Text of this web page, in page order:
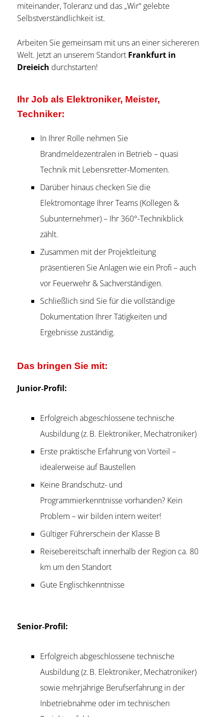
miteinander, Toleranz und das „Wir“ gelebte
Selbstverständlichkeit ist.
Arbeiten Sie gemeinsam mit uns an einer sichereren
Welt. Jetzt an unserem Standort Frankfurt in
Dreieich durchstarten!
Ihr Job als Elektroniker, Meister,
Techniker:
In Ihrer Rolle nehmen Sie
Brandmeldezentralen in Betrieb – quasi
Technik mit Lebensretter-Momenten.
Darüber hinaus checken Sie die
Elektromontage Ihrer Teams (Kollegen &
Subunternehmer) – Ihr 360°-Technikblick
zählt.
Zusammen mit der Projektleitung
präsentieren Sie Anlagen wie ein Profi – auch
vor Feuerwehr & Sachverständigen.
Schließlich sind Sie für die vollständige
Dokumentation Ihrer Tätigkeiten und
Ergebnisse zuständig.
Das bringen Sie mit:
Junior‑Profil:
Erfolgreich abgeschlossene technische
Ausbildung (z. B. Elektroniker, Mechatroniker)
Erste praktische Erfahrung von Vorteil –
idealerweise auf Baustellen
Keine Brandschutz- und
Programmierkenntnisse vorhanden? Kein
Problem – wir bilden intern weiter!
Gültiger Führerschein der Klasse B
Reisebereitschaft innerhalb der Region ca. 80
km um den Standort
Gute Englischkenntnisse
Senior‑Profil:
Erfolgreich abgeschlossene technische
Ausbildung (z. B. Elektroniker, Mechatroniker)
sowie mehrjährige Berufserfahrung in der
Inbetriebnahme oder im technischen